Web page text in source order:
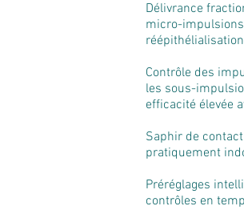
Délivrance
micro-
Contrôle des
les sous-
efficacité élevée
Saphir de
pratiquement
Préréglages
contrôles en